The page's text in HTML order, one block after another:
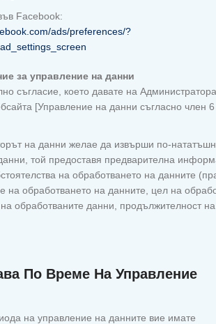
Facebook:
ads/preferences/?
за управление на данни
съгласие, което давате на
[Управление на данни съгласно член
на данни желае да извърши по-
той предоставя предварителна
на обработването на данните
на обработването на данните, цел на
обработваните данни, продължителност
По Време На Управление
на управление на данните вие имате